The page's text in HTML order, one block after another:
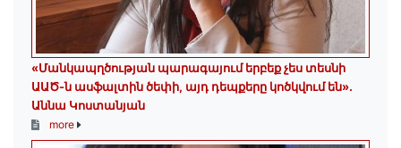
«Մանկապղծության պարագայում երբեք չես տեսնի
ԱԱԾ-ն ասֆալտին ծեփի, այդ դեպքերը կոծկվում են»․
Աննա Կոստանյան
more